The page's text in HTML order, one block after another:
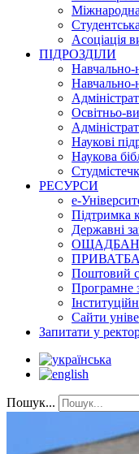
Міжнародна
Асоціація
ПІДРОЗДІЛИ
Навчально-
Навчально-
Освітньо-
Наукові
Наукова
РЕСУРСИ
е-
Підтримка
Державні
Поштовий
Програмне
Сайти
Запитати у
Пошук...